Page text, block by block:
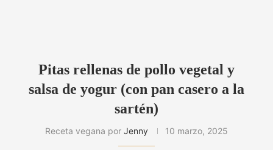
Pitas rellenas de pollo vegetal y
salsa de yogur (con pan casero a la
sartén)
Receta vegana por Jenny 10 marzo, 2025